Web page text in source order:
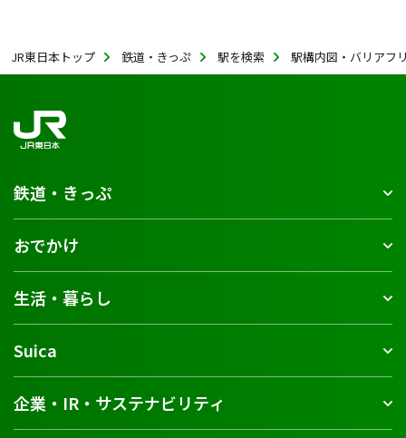
JR東日本トップ 鉄道・きっぷ 駅を検索 駅構内図・バリアフ
鉄道・きっぷ
おでかけ
生活・暮らし
Suica
企業・IR・サステナビリティ